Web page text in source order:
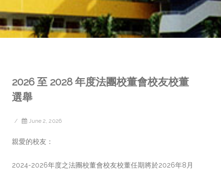
2026 至 2028 年度法團校董會校友校董
選舉
/ June 2, 2026
親愛的校友：
2024-2026年度之法團校董會校友校董任期將於2026年8月